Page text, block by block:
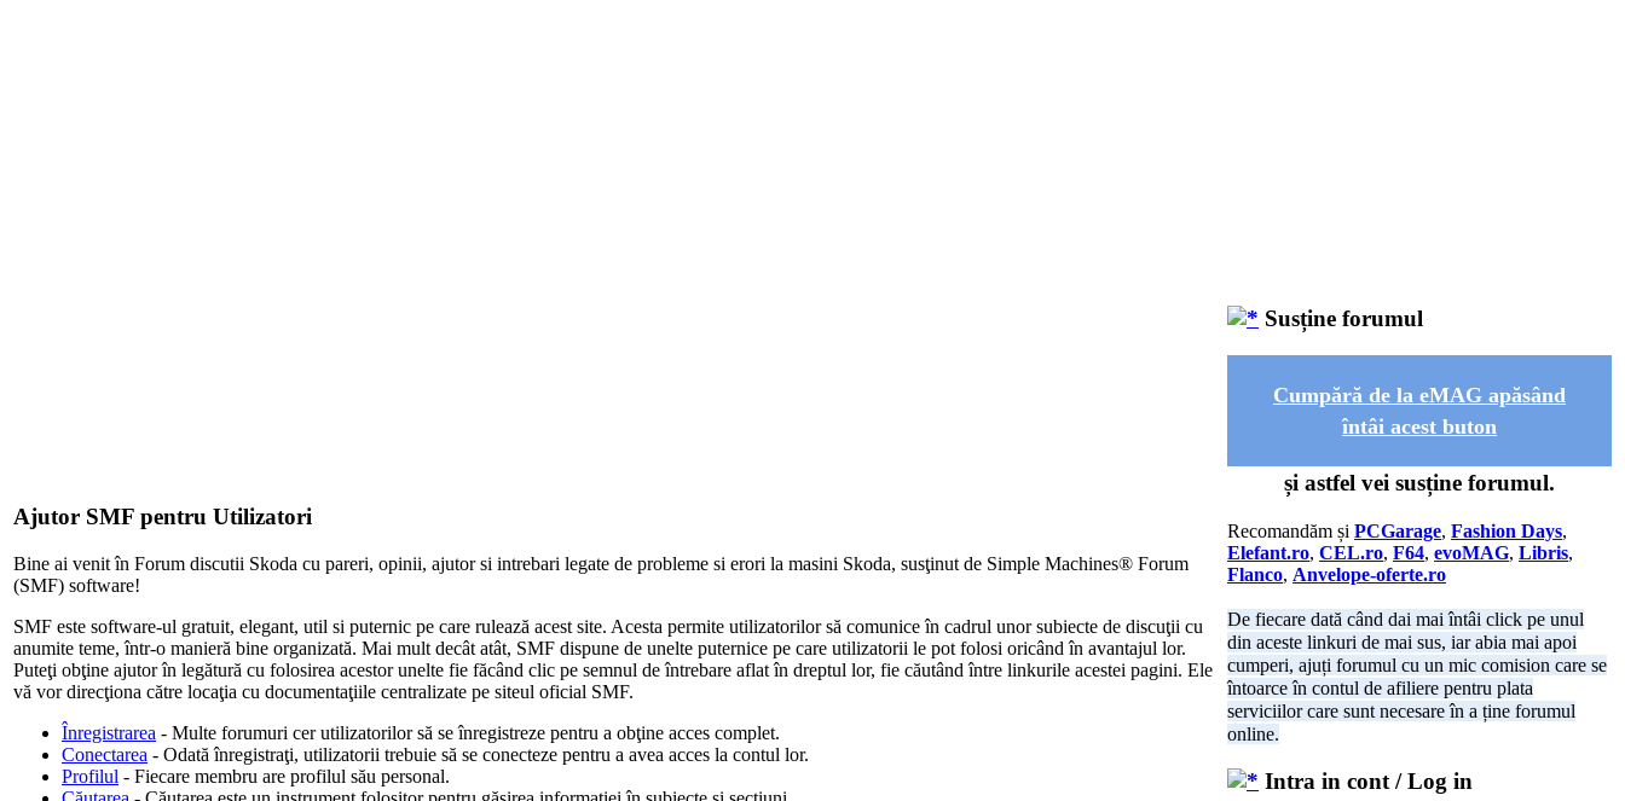
Ajutor SMF pentru Utilizatori
Bine ai venit în Forum discutii Skoda cu pareri, opinii, ajutor si intrebari legate de probleme si erori la masini Skoda, susţinut de Simple Machines® Forum
(SMF) software!
SMF este software-ul gratuit, elegant, util si puternic pe care rulează acest site. Acesta permite utilizatorilor să comunice în cadrul unor subiecte de discuţii cu
anumite teme, într-o manieră bine organizată. Mai mult decât atât, SMF dispune de unelte puternice pe care utilizatorii le pot folosi oricând în avantajul lor.
Puteţi obţine ajutor în legătură cu folosirea acestor unelte fie făcând clic pe semnul de întrebare aflat în dreptul lor, fie căutând între linkurile acestei pagini. Ele
vă vor direcţiona către locaţia cu documentaţiile centralizate pe siteul oficial SMF.
Înregistrarea - Multe forumuri cer utilizatorilor să se înregistreze pentru a obţine acces complet.
Conectarea - Odată înregistraţi, utilizatorii trebuie să se conecteze pentru a avea acces la contul lor.
Profilul - Fiecare membru are profilul său personal.
Susține forumul
Cumpără de la eMAG apăsând
întâi acest buton
și astfel vei susține forumul.
Recomandăm și PCGarage, Fashion Days,
Elefant.ro, CEL.ro, F64, evoMAG, Libris,
Flanco, Anvelope-oferte.ro
De fiecare dată când dai mai întâi click pe unul
din aceste linkuri de mai sus, iar abia mai apoi
cumperi, ajuți forumul cu un mic comision care se
întoarce în contul de afiliere pentru plata
serviciilor care sunt necesare în a ține forumul
online.
Intra in cont / Log in